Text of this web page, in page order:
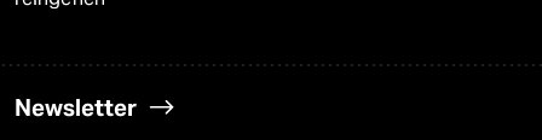
Newsletter